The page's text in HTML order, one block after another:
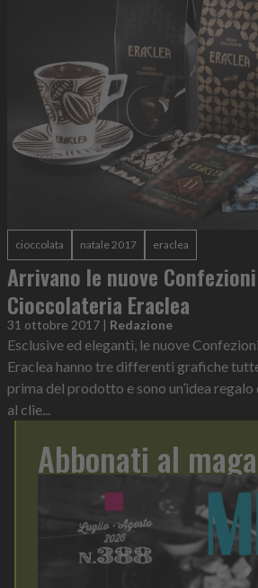
cioccolata natale 2017 eraclea
Arrivano le nuove
Cioccolateria Eraclea
31 ottobre 2017 Redazione
Esclusive ed eleganti, le nuove
Eraclea hanno tre differenti grafiche
prima del prodotto e sono un’idea
al clie...
Abbonati al